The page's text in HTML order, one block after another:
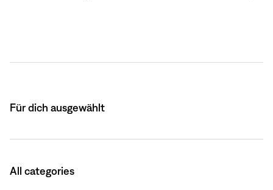
Für dich ausgewählt
All categories